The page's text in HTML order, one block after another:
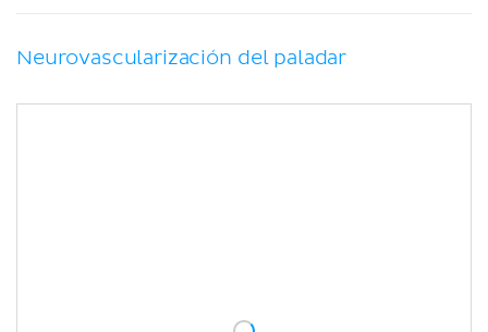
Neurovascularización del paladar